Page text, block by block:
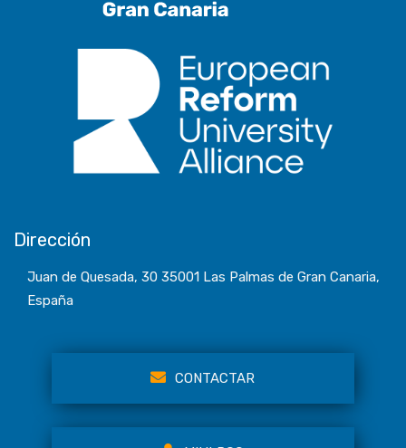
Dirección
Juan de Quesada, 30 35001 Las Palmas de Gran Canaria,
España
CONTACTAR